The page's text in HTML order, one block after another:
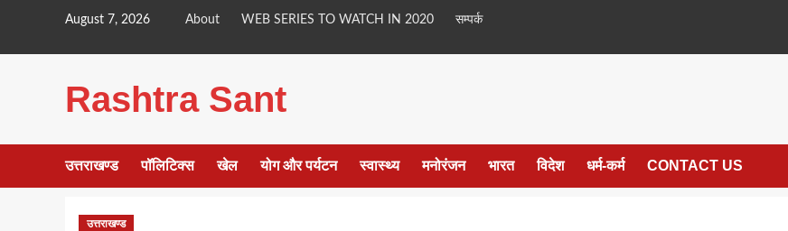
content
August 7, 2026 About WEB SERIES TO WATCH IN 2020 सम्पर्क
Rashtra Sant
उत्तराखण्ड पॉलिटिक्स खेल योग और पर्यटन स्वास्थ्य मनोरंजन भारत विदेश धर्म-कर्म CONTACT US
उत्तराखण्ड